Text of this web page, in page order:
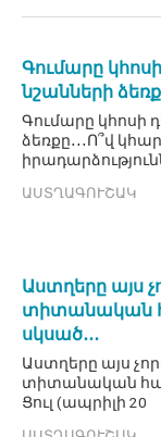
Գումարը
նշանների
Գումարը կհոսի
ձեռքը․․․Ո՞վ
ԱՍՏՂԱԳՈՒՇԱԿ
Աստղերը այս
տիտանական
սկսած․․․
Աստղերը այս
տիտանական
Ցուլ (ապրիլի 20